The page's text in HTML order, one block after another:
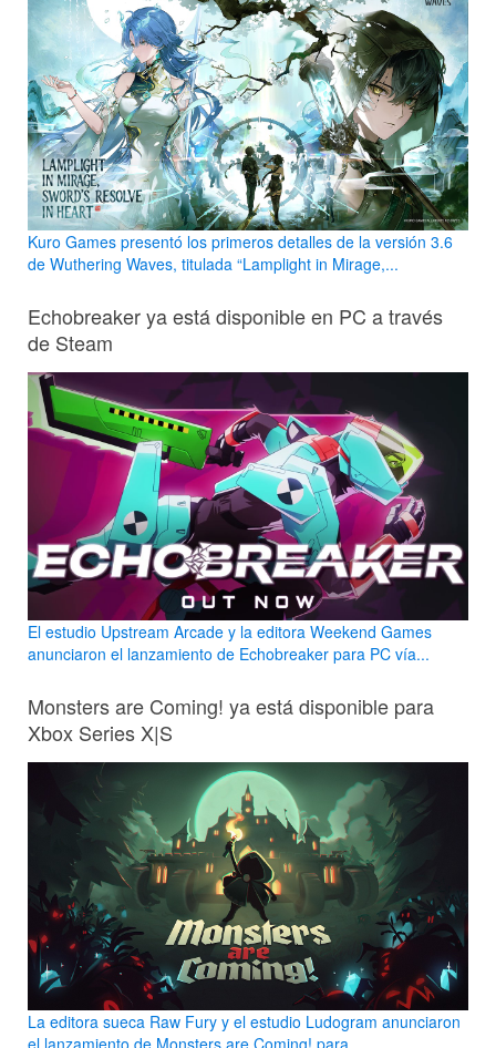
Kuro Games presentó los primeros detalles de la versión 3.6
de Wuthering Waves, titulada “Lamplight in Mirage,...
Echobreaker ya está disponible en PC a través
de Steam
El estudio Upstream Arcade y la editora Weekend Games
anunciaron el lanzamiento de Echobreaker para PC vía...
Monsters are Coming! ya está disponible para
Xbox Series X|S
La editora sueca Raw Fury y el estudio Ludogram anunciaron
el lanzamiento de Monsters are Coming! para...